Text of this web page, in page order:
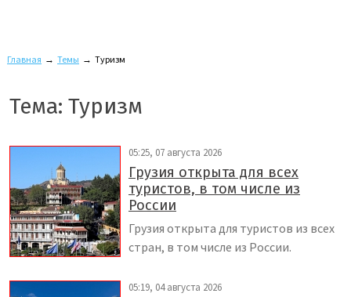
Главная → Темы → Туризм
Тема: Туризм
05:25, 07 августа 2026
Грузия открыта для всех
туристов, в том числе из
России
Грузия открыта для туристов из всех
стран, в том числе из России.
05:19, 04 августа 2026